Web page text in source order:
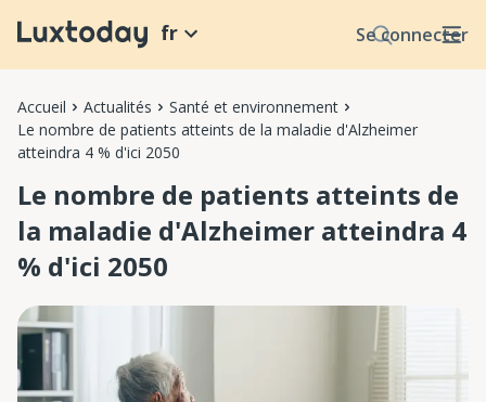
Se connecter
fr
Accueil Actualités
Santé et environnement
Le nombre de patients atteints de la maladie d'Alzheimer
atteindra 4 % d'ici 2050
Le nombre de patients atteints de
la maladie d'Alzheimer atteindra 4
% d'ici 2050